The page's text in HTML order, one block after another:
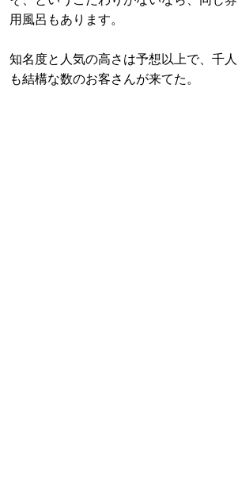
用風呂もあります。
知名度と人気の高さは予想以上で、千
も結構な数のお客さんが来てた。